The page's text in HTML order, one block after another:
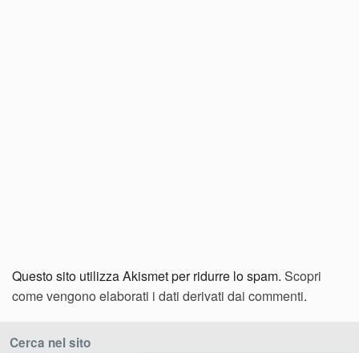
Questo sito utilizza Akismet per ridurre lo spam. Scopri
come vengono elaborati i dati derivati dai commenti.
Cerca nel sito